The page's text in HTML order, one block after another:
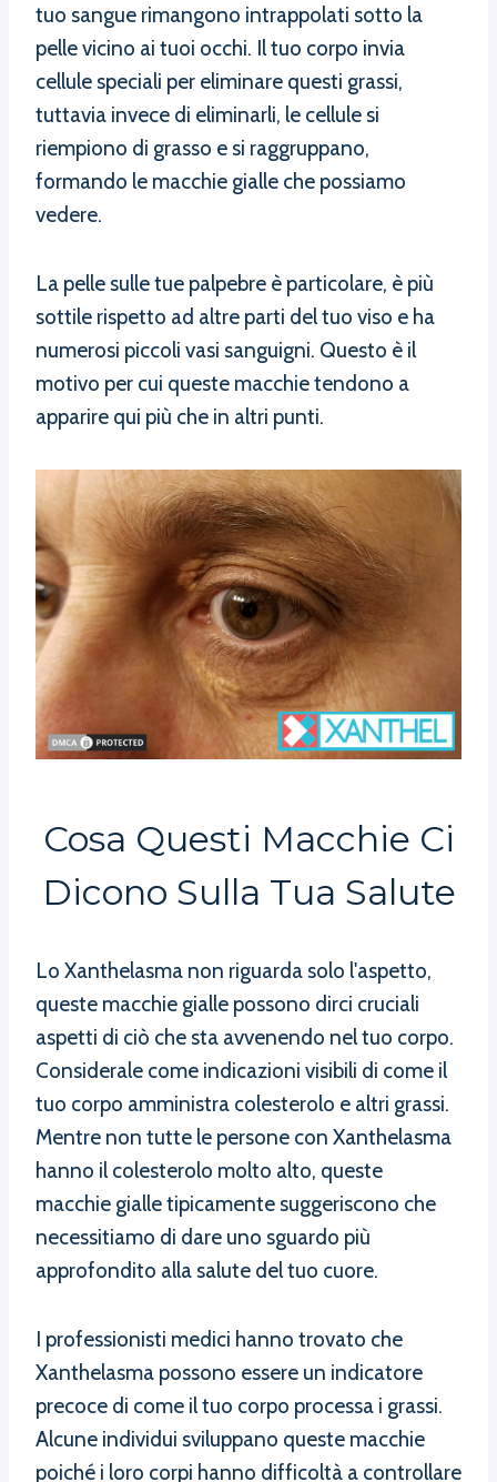
tuo sangue rimangono intrappolati sotto la
pelle vicino ai tuoi occhi. Il tuo corpo invia
cellule speciali per eliminare questi grassi,
tuttavia invece di eliminarli, le cellule si
riempiono di grasso e si raggruppano,
formando le macchie gialle che possiamo
vedere.
La pelle sulle tue palpebre è particolare, è più
sottile rispetto ad altre parti del tuo viso e ha
numerosi piccoli vasi sanguigni. Questo è il
motivo per cui queste macchie tendono a
apparire qui più che in altri punti.
Cosa Questi Macchie Ci
Dicono Sulla Tua Salute
Lo Xanthelasma non riguarda solo l'aspetto,
queste macchie gialle possono dirci cruciali
aspetti di ciò che sta avvenendo nel tuo corpo.
Considerale come indicazioni visibili di come il
tuo corpo amministra colesterolo e altri grassi.
Mentre non tutte le persone con Xanthelasma
hanno il colesterolo molto alto, queste
macchie gialle tipicamente suggeriscono che
necessitiamo di dare uno sguardo più
approfondito alla salute del tuo cuore.
I professionisti medici hanno trovato che
Xanthelasma possono essere un indicatore
precoce di come il tuo corpo processa i grassi.
Alcune individui sviluppano queste macchie
poiché i loro corpi hanno difficoltà a controllare